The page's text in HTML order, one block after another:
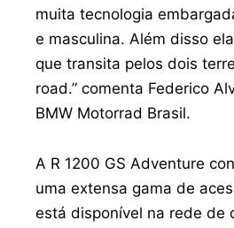
muita tecnologia
e masculina. Além disso
que transita pelos dois
road.” comenta Federico
BMW Motorrad Brasil.
A R 1200 GS Adventure
uma extensa gama de
está disponível na rede de